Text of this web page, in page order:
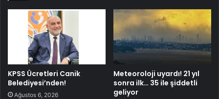
KPSS Ücretleri Canik
Belediyesi’nden!
Ağustos 6, 2026
Meteoroloji uyardı! 21 yıl
sonra ilk… 35 ile şiddetli
geliyor